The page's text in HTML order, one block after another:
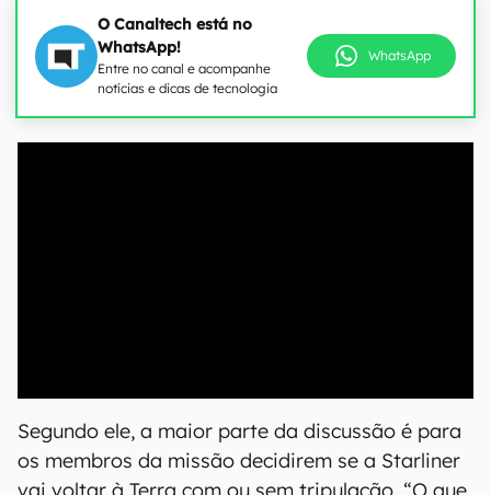
O Canaltech está no
WhatsApp!
Entre no canal e acompanhe
notícias e dicas de tecnologia
WhatsApp
Segundo ele, a maior parte da discussão é para
os membros da missão decidirem se a Starliner